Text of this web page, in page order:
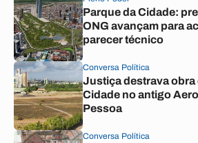
Parque da Cidade:
ONG avançam para
parecer técnico
Conversa Política
Justiça destrava obra
Cidade no antigo
Pessoa
Conversa Política